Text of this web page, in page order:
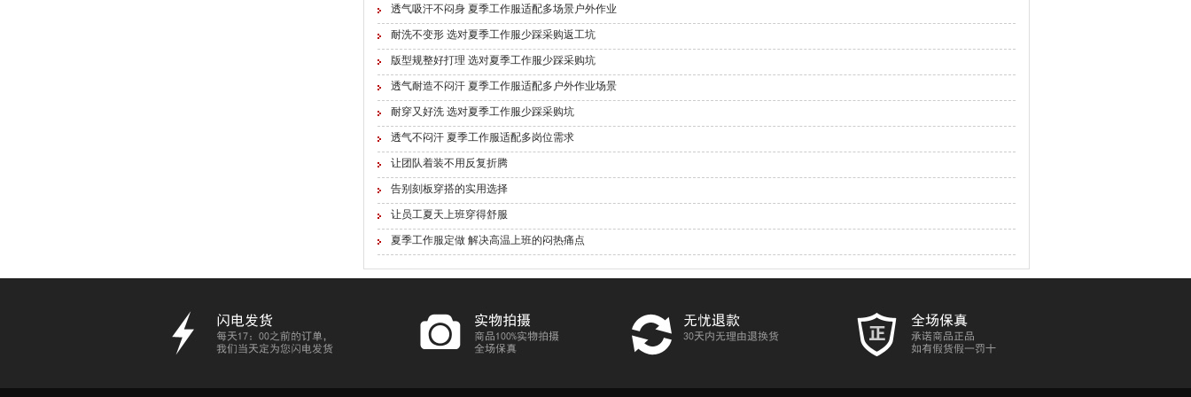
透气吸汗不闷身 夏季工作服适配多场景户外作业
耐洗不变形 选对夏季工作服少踩采购返工坑
版型规整好打理 选对夏季工作服少踩采购坑
透气耐造不闷汗 夏季工作服适配多户外作业场景
耐穿又好洗 选对夏季工作服少踩采购坑
透气不闷汗 夏季工作服适配多岗位需求
让团队着装不用反复折腾
告别刻板穿搭的实用选择
让员工夏天上班穿得舒服
夏季工作服定做 解决高温上班的闷热痛点